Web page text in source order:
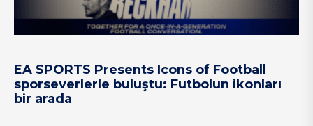
EA SPORTS Presents Icons of Football
sporseverlerle buluştu: Futbolun ikonları
bir arada